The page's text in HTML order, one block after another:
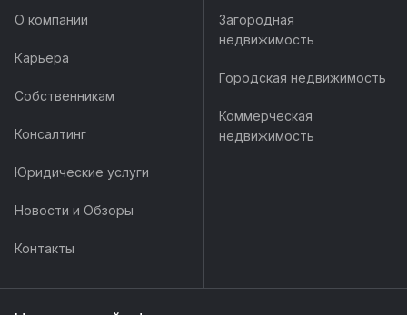
О компании
Карьера
Собственникам
Консалтинг
Юридические услуги
Новости и Обзоры
Контакты
Загородная
недвижимость
Городская недвижимость
Коммерческая
недвижимость